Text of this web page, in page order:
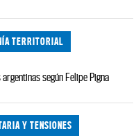
TERRITORIAL
según Felipe Pigna
Y TENSIONES